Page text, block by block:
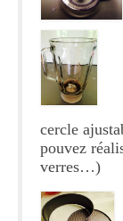
Gâteaux
Panna
Divers
Sauces
cercle
pouvez
verres…)